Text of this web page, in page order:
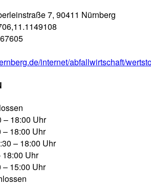
7, 90411 Nürnberg
internet/abfallwirtschaft/
– 18:00 Uhr
– 18:00 Uhr
– 18:00 Uhr
18:00 Uhr
– 15:00 Uhr